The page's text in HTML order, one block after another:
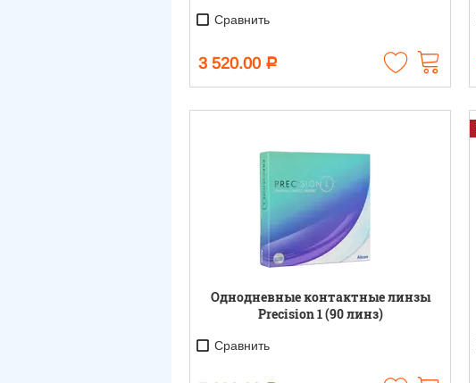
Сравнить
3 520.00 Р
Однодневные контактные линзы
Precision 1 (90 линз)
Сравнить